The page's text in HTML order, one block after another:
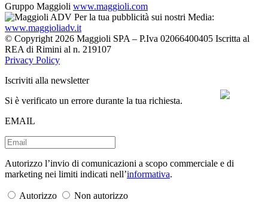
Gruppo Maggioli www.maggioli.com
Per la tua pubblicità sui nostri Media:
www.maggioliadv.it
© Copyright 2026 Maggioli SPA – P.Iva 02066400405 Iscritta al
REA di Rimini al n. 219107
Privacy Policy
Iscriviti alla newsletter
Si è verificato un errore durante la tua richiesta.
EMAIL
Autorizzo l’invio di comunicazioni a scopo commerciale e di
marketing nei limiti indicati nell’informativa.
Autorizzo
Non autorizzo